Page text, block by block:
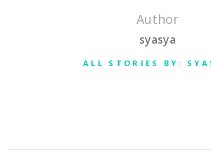
Author
syasya
ALL STORIES BY: